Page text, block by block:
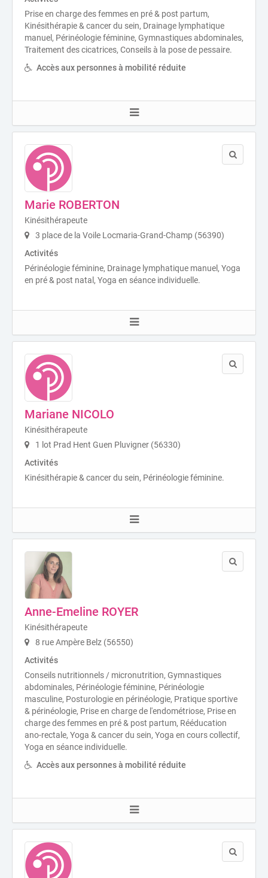
Prise en charge des femmes en pré & post partum,
Kinésithérapie & cancer du sein, Drainage lymphatique
manuel, Périnéologie féminine, Gymnastiques abdominales,
Traitement des cicatrices, Conseils à la pose de pessaire.
Accès aux personnes à mobilité réduite
Marie ROBERTON
Kinésithérapeute
3 place de la Voile Locmaria-Grand-Champ (56390)
Activités
Périnéologie féminine, Drainage lymphatique manuel, Yoga
en pré & post natal, Yoga en séance individuelle.
Mariane NICOLO
Kinésithérapeute
1 lot Prad Hent Guen Pluvigner (56330)
Activités
Kinésithérapie & cancer du sein, Périnéologie féminine.
Anne-Emeline ROYER
Kinésithérapeute
8 rue Ampère Belz (56550)
Activités
Conseils nutritionnels / micronutrition, Gymnastiques
abdominales, Périnéologie féminine, Périnéologie
masculine, Posturologie en périnéologie, Pratique sportive
& périnéologie, Prise en charge de l'endométriose, Prise en
charge des femmes en pré & post partum, Rééducation
ano-rectale, Yoga & cancer du sein, Yoga en cours collectif,
Yoga en séance individuelle.
Accès aux personnes à mobilité réduite